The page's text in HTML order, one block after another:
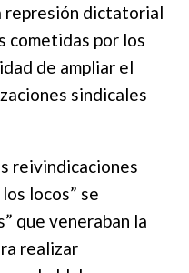
represión dictatorial
cometidas por los
de ampliar el
sindicales
reivindicaciones
locos” se
que veneraban la
realizar